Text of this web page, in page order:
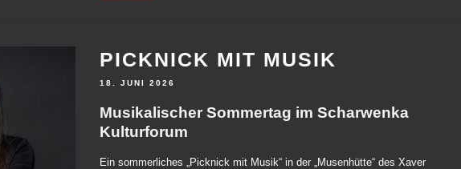
PICKNICK MIT MUSIK
18. JUNI 2026
Musikalischer Sommertag im Scharwenka
Kulturforum
Ein sommerliches „Picknick mit Musik“ in der „Musenhütte“ des Xaver